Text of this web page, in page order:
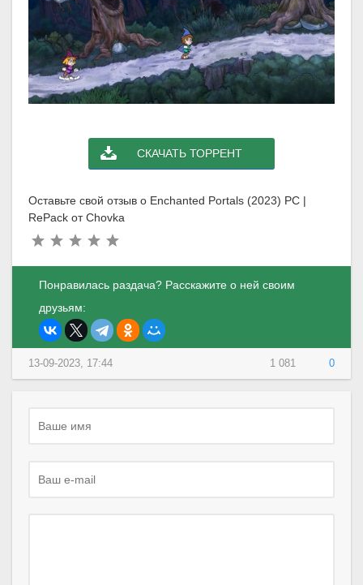
СКАЧАТЬ ТОРРЕНТ
Оставьте свой отзыв о Enchanted Portals (2023) PC |
RePack от Chovka
Понравилась раздача? Расскажите о ней своим
друзьям:
1 081 0
13-09-2023, 17:44